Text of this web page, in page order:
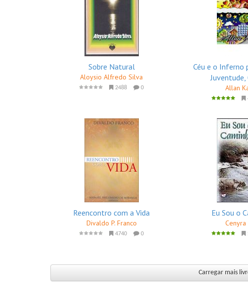
Sobre Natural
Aloysio Alfredo Silva
2488 0
Céu e o Inferno
Juventude,
Allan
Reencontro com a Vida
Divaldo P. Franco
4740 0
Eu Sou o
Cenyra
Carregar mais